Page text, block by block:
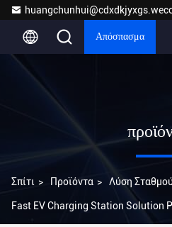
Απόσπασμα
Σπίτι > Προϊόντα > Λύση
Fast EV Charging Station Solution